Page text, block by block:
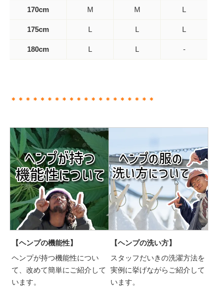
170cm M M L
175cm L L L
180cm L L -
＊＊＊＊＊＊＊＊＊＊＊＊＊＊＊＊＊＊＊＊
【ヘンプの機能性】
ヘンプが持つ機能性につい
て、改めて簡単にご紹介して
います。
【ヘンプの洗い方】
スタッフだいきの洗濯方法を
実例に挙げながらご紹介して
います。